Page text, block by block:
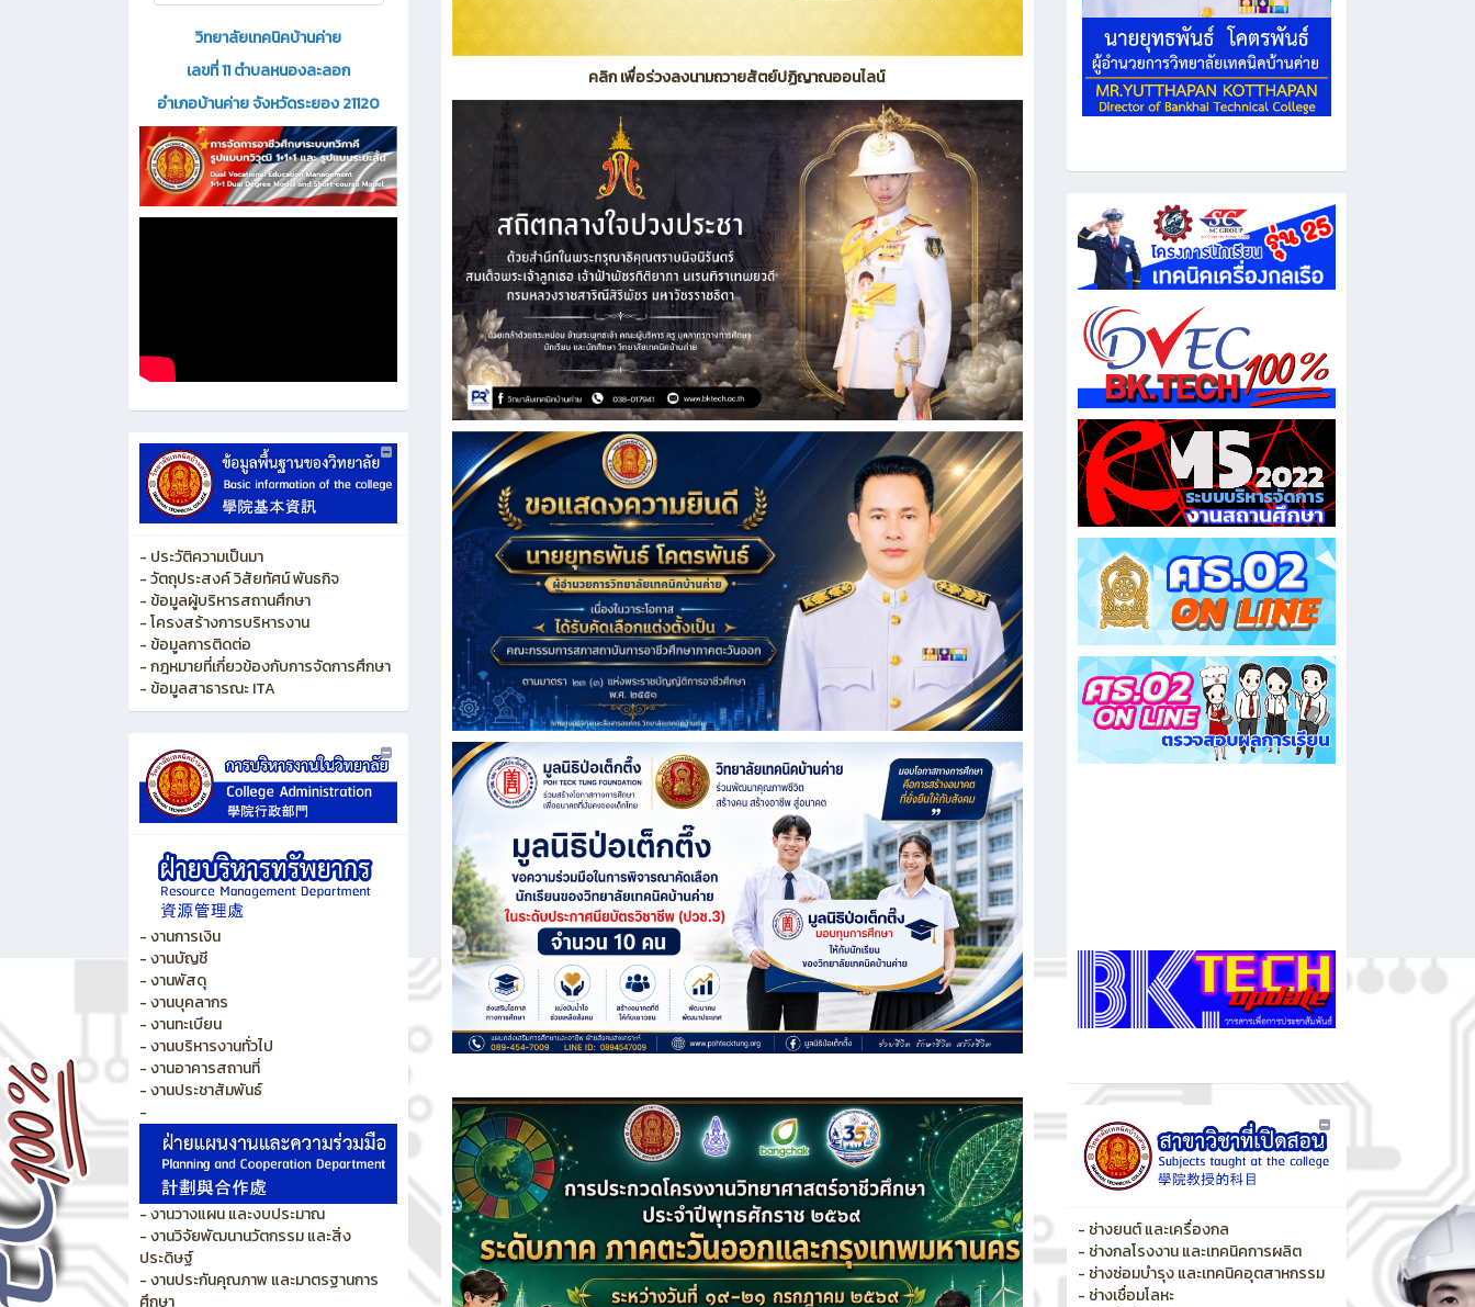
วิทยาลัยเทคนิคบ้านค่าย
เลขที่ 11 ตำบลหนองละลอก
อำเภอบ้านค่าย จังหวัดระยอง 21120
- ประวัติความเป็นมา
- วัตถุประสงค์ วิสัยทัศน์ พันธกิจ
- ข้อมูลผู้บริหารสถานศึกษา
- โครงสร้างการบริหารงาน
- ข้อมูลการติดต่อ
- กฎหมายที่เกี่ยวข้องกับการจัดการศึกษา
- ข้อมูลสาธารณะ ITA
- งานการเงิน
- งานบัญชี
- งานพัสดุ
- งานบุคลากร
- งานทะเบียน
- งานบริหารงานทั่วไป
- งานอาคารสถานที่
- งานประชาสัมพันธ์
-
- งานวางแผน และงบประมาณ
- งานวิจัยพัฒนานวัตกรรม และสิ่ง
ประดิษฐ์
- งานประกันคุณภาพ และมาตรฐานการ
ศึกษา
คลิก เพื่อร่วงลงนามถวายสัตย์ปฏิญาณออนไลน์
- ช่างยนต์ และเครื่องกล
- ช่างกลโรงงาน และเทคนิคการผลิต
- ช่างซ่อมบำรุง และเทคนิคอุตสาหกรรม
- ช่างเชื่อมโลหะ